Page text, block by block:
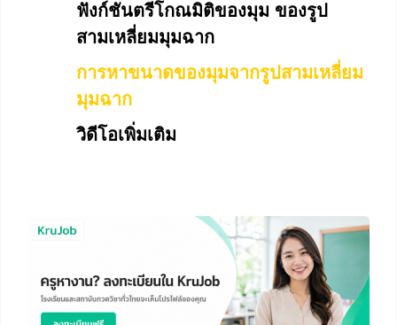
ฟังก์ชันตรีโกณมิติของมุม ของรูป
สามเหลี่ยมมุมฉาก
การหาขนาดของมุมจากรูปสามเหลี่ยม
มุมฉาก
วิดีโอเพิ่มเติม